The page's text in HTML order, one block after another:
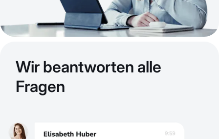
Wir beantworten alle
Fragen